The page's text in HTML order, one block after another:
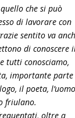
che si può
di lavorare con
sentito va
di conoscere
tutti conosciamo,
importante parte
il poeta, l’uomo
friulano.
oltre a